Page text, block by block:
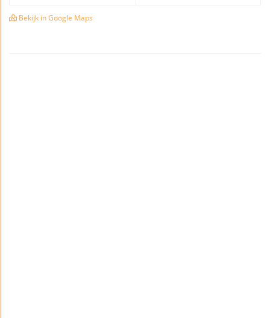
Bekijk in Google Maps